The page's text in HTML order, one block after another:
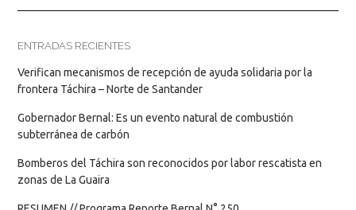
ENTRADAS RECIENTES
Verifican mecanismos de recepción de ayuda solidaria por la
frontera Táchira – Norte de Santander
Gobernador Bernal: Es un evento natural de combustión
subterránea de carbón
Bomberos del Táchira son reconocidos por labor rescatista en
zonas de La Guaira